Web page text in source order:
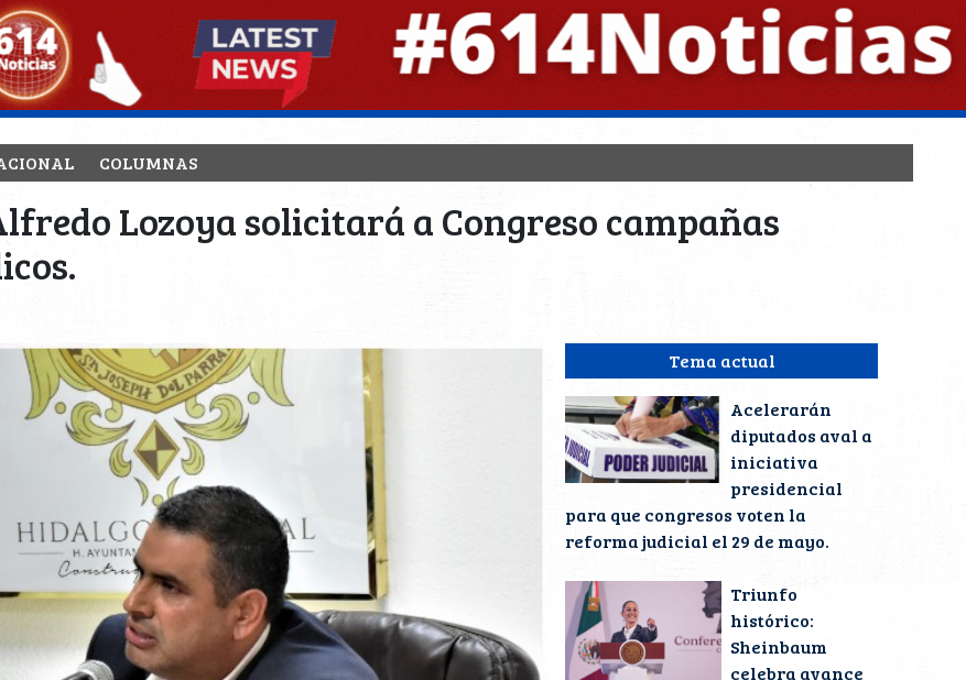
COLUMNAS
Lozoya solicitará a Congreso campañas
Tema actual
Acelerarán
diputados aval a
iniciativa
presidencial
para que congresos voten la
reforma judicial el 29 de mayo.
Triunfo
histórico:
Sheinbaum
celebra avance